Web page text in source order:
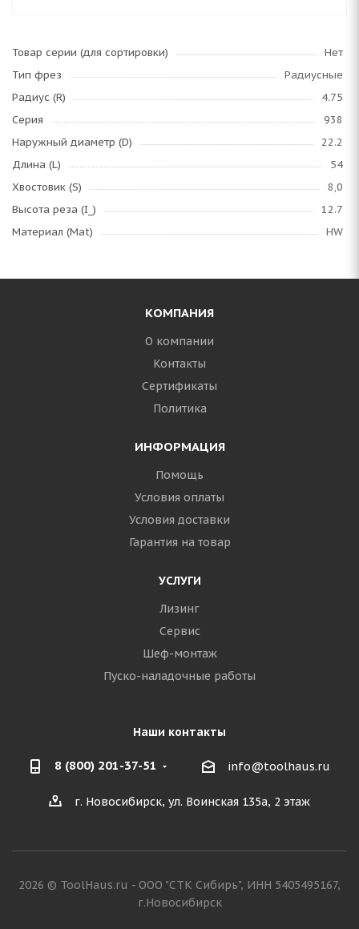
Товар серии (для сортировки)
Нет
Тип фрез
Радиусные
Радиус (R)
4.75
Серия
938
Наружный диаметр (D)
22.2
Длина (L)
54
Хвостовик (S)
8,0
Высота реза (I_)
12.7
Материал (Mat)
HW
КОМПАНИЯ
О компании
Контакты
Сертификаты
Политика
ИНФОРМАЦИЯ
Помощь
Условия оплаты
Условия доставки
Гарантия на товар
УСЛУГИ
Лизинг
Сервис
Шеф-монтаж
Пуско-наладочные работы
Наши контакты
8 (800) 201-37-51 info@toolhaus.ru
г. Новосибирск, ул. Воинская 135а, 2 этаж
2026 © ToolHaus.ru - ООО "СТК Сибирь", ИНН 5405495167,
г.Новосибирск